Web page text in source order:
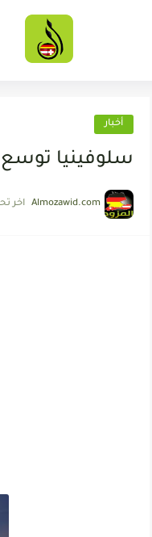
أخبار
سلوفينيا
Almozawid.com اخر